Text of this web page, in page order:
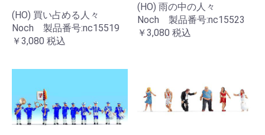
(HO) 買い占める人々
Noch 製品番号:nc15519
￥3,080 税込
(HO) 雨の中の人々
Noch 製品番号:nc15523
￥3,080 税込